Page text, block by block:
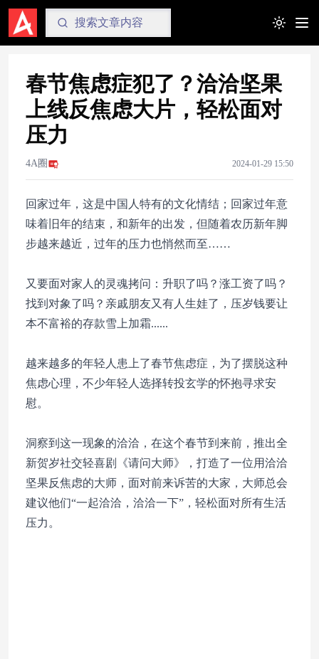
Toggle
春节焦虑症犯了？洽洽坚果
上线反焦虑大片，轻松面对
压力
4A圈 2024-01-29 15:50
回家过年，这是中国人特有的文化情结；回家过年意
味着旧年的结束，和新年的出发，但随着农历新年脚
步越来越近，过年的压力也悄然而至……
又要面对家人的灵魂拷问：升职了吗？涨工资了吗？
找到对象了吗？亲戚朋友又有人生娃了，压岁钱要让
本不富裕的存款雪上加霜......
越来越多的年轻人患上了春节焦虑症，为了摆脱这种
焦虑心理，不少年轻人选择转投玄学的怀抱寻求安
慰。
洞察到这一现象的洽洽，在这个春节到来前，推出全
新贺岁社交轻喜剧《请问大师》，打造了一位用洽洽
坚果反焦虑的大师，面对前来诉苦的大家，大师总会
建议他们“一起洽洽，洽洽一下”，轻松面对所有生活
压力。